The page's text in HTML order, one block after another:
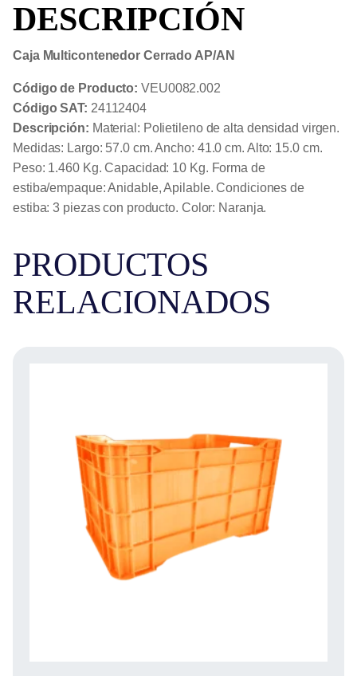
DESCRIPCIÓN
Caja Multicontenedor Cerrado AP/AN
Código de Producto: VEU0082.002
Código SAT: 24112404
Descripción: Material: Polietileno de alta densidad virgen.
Medidas: Largo: 57.0 cm. Ancho: 41.0 cm. Alto: 15.0 cm.
Peso: 1.460 Kg. Capacidad: 10 Kg. Forma de
estiba/empaque: Anidable, Apilable. Condiciones de
estiba: 3 piezas con producto. Color: Naranja.
PRODUCTOS
RELACIONADOS